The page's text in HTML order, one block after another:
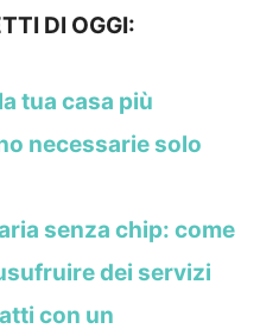
DI OGGI:
tua casa più
necessarie solo
senza chip: come
dei servizi
con un